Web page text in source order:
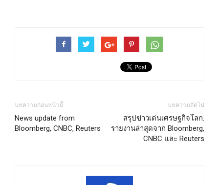
บทความก่อนหน้านี้
News update from
Bloomberg, CNBC, Reuters
บทความถัดไป
สรุปข่าวเด่นเศรษฐกิจโลก:
รายงานล่าสุดจาก Bloomberg,
CNBC และ Reuters